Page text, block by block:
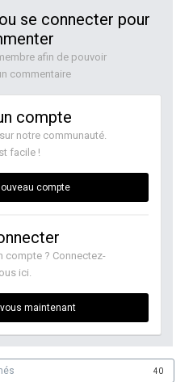
se connecter pour
afin de pouvoir
commentaire
compte
notre communauté.
facile !
compte
compte ? Connectez-
ici.
maintenant
40